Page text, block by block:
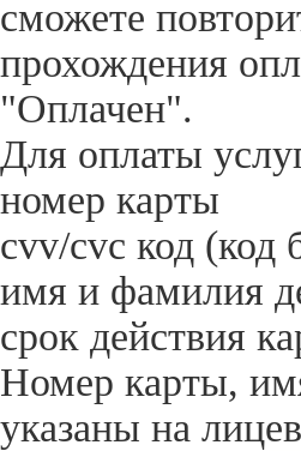
сможете
прохождения
"Оплачен".
Для оплаты
номер карты
cvv/сvc код (код
имя и фамилия
срок действия
Номер карты,
указаны на